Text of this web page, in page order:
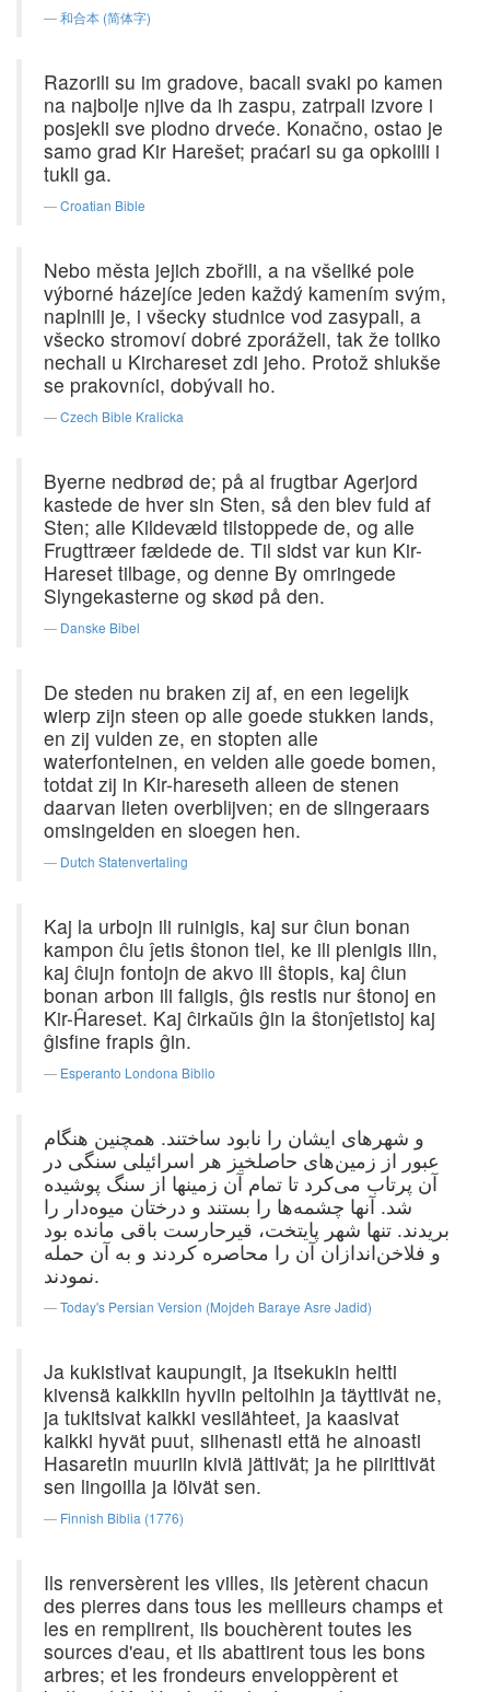
和合本 (简体字)
Razorili su im gradove, bacali svaki po kamen
na najbolje njive da ih zaspu, zatrpali izvore i
posjekli sve plodno drveće. Konačno, ostao je
samo grad Kir Harešet; praćari su ga opkolili i
tukli ga.
Croatian Bible
Nebo města jejich zbořili, a na všeliké pole
výborné házejíce jeden každý kamením svým,
naplnili je, i všecky studnice vod zasypali, a
všecko stromoví dobré zporáželi, tak že toliko
nechali u Kirchareset zdi jeho. Protož shlukše
se prakovníci, dobývali ho.
Czech Bible Kralicka
Byerne nedbrød de; på al frugtbar Agerjord
kastede de hver sin Sten, så den blev fuld af
Sten; alle Kildevæld tilstoppede de, og alle
Frugttræer fældede de. Til sidst var kun Kir-
Hareset tilbage, og denne By omringede
Slyngekasterne og skød på den.
Danske Bibel
De steden nu braken zij af, en een iegelijk
wierp zijn steen op alle goede stukken lands,
en zij vulden ze, en stopten alle
waterfonteinen, en velden alle goede bomen,
totdat zij in Kir-hareseth alleen de stenen
daarvan lieten overblijven; en de slingeraars
omsingelden en sloegen hen.
Dutch Statenvertaling
Kaj la urbojn ili ruinigis, kaj sur ĉiun bonan
kampon ĉiu ĵetis ŝtonon tiel, ke ili plenigis ilin,
kaj ĉiujn fontojn de akvo ili ŝtopis, kaj ĉiun
bonan arbon ili faligis, ĝis restis nur ŝtonoj en
Kir-Ĥareset. Kaj ĉirkaŭis ĝin la ŝtonĵetistoj kaj
ĝisfine frapis ĝin.
Esperanto Londona Biblio
و شهرهای ایشان را نابود ساختند. همچنین هنگام
عبور از زمین‌های حاصلخیز هر اسرائیلی سنگی در
آن پرتاب می‌کرد تا تمام آن زمینها از سنگ پوشیده
شد. آنها چشمه‌ها را بستند و درختان میوه‌دار را
بریدند. تنها شهر پایتخت، قیرحارست باقی مانده بود
و فلاخن‌اندازان آن را محاصره کردند و به آن حمله
نمودند.
Today's Persian Version (Mojdeh Baraye Asre Jadid)
Ja kukistivat kaupungit, ja itsekukin heitti
kivensä kaikkiin hyviin peltoihin ja täyttivät ne,
ja tukitsivat kaikki vesilähteet, ja kaasivat
kaikki hyvät puut, siihenasti että he ainoasti
Hasaretin muuriin kiviä jättivät; ja he piirittivät
sen lingoilla ja löivät sen.
Finnish Biblia (1776)
Ils renversèrent les villes, ils jetèrent chacun
des pierres dans tous les meilleurs champs et
les en remplirent, ils bouchèrent toutes les
sources d'eau, et ils abattirent tous les bons
arbres; et les frondeurs enveloppèrent et